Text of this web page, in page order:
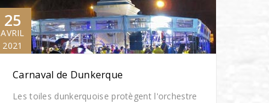
25
AVRIL
2021
Carnaval de Dunkerque
Les toiles dunkerquoise protègent l'orchestre